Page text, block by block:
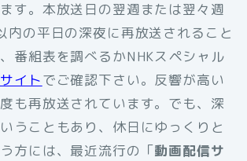
す。本放送日の翌週または翌々週
内の平日の深夜に再放送されること
番組表を調べるかNHKスペシャル
イトでご確認下さい。反響が高い
も再放送されています。でも、深
うこともあり、休日にゆっくりと
方には、最近流行の「動画配信サ